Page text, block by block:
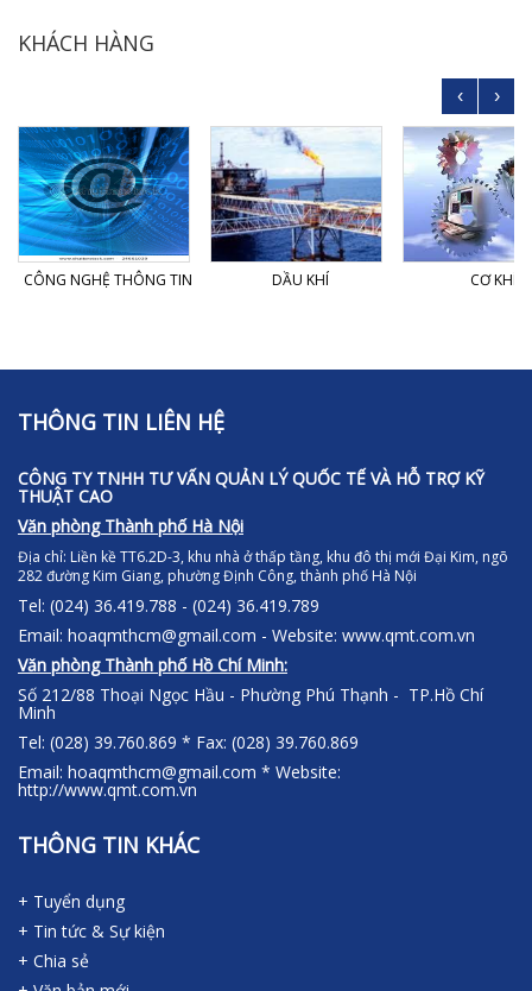
KHÁCH HÀNG
›
‹
CÔNG NGHỆ THÔNG TIN DẦU KHÍ CƠ KHÍ
THÔNG TIN LIÊN HỆ
CÔNG TY TNHH TƯ VẤN QUẢN LÝ QUỐC TẾ VÀ HỖ TRỢ KỸ
THUẬT CAO
Văn phòng Thành phố Hà Nội
Địa chỉ: Liền kề TT6.2D-3, khu nhà ở thấp tầng, khu đô thị mới Đại Kim, ngõ
282 đường Kim Giang, phường Định Công, thành phố Hà Nội
Tel: (024) 36.419.788 - (024) 36.419.789
Email: hoaqmthcm@gmail.com - Website: www.qmt.com.vn
Văn phòng Thành phố Hồ Chí Minh:
Số 212/88 Thoại Ngọc Hầu - Phường Phú Thạnh - TP.Hồ Chí
Minh
Tel: (028) 39.760.869 * Fax: (028) 39.760.869
Email: hoaqmthcm@gmail.com * Website:
http://www.qmt.com.vn
THÔNG TIN KHÁC
+ Tuyển dụng
+ Tin tức & Sự kiện
+ Chia sẻ